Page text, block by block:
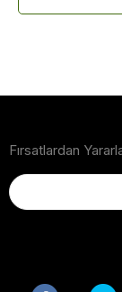
Fırsatlardan